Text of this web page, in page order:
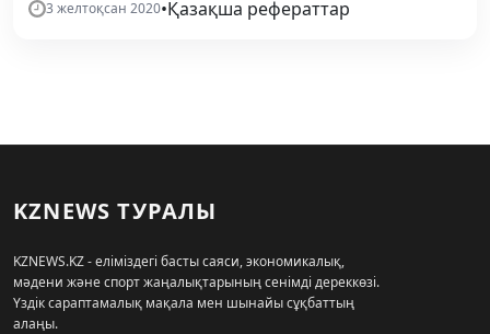
3 желтоқсан 2020•Қазақша рефераттар
KZNEWS ТУРАЛЫ
KZNEWS.KZ - еліміздегі басты саяси, экономикалық,
мәдени және спорт жаңалықтарының сенімді дереккөзі.
Үздік сараптамалық мақала мен шынайы сұқбаттың
алаңы.